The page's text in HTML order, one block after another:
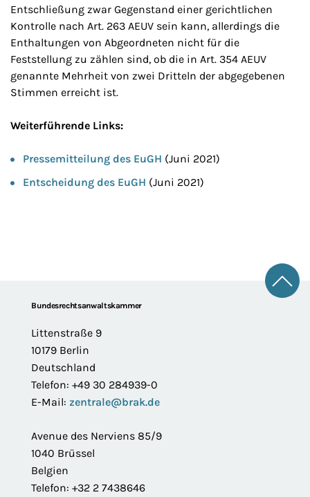
Entschließung zwar Gegenstand einer gerichtlichen
Kontrolle nach Art. 263 AEUV sein kann, allerdings die
Enthaltungen von Abgeordneten nicht für die
Feststellung zu zählen sind, ob die in Art. 354 AEUV
genannte Mehrheit von zwei Dritteln der abgegebenen
Stimmen erreicht ist.
Weiterführende Links:
Pressemitteilung des EuGH (Juni 2021)
Entscheidung des EuGH (Juni 2021)
FooterBundesrechtsanwaltskammer
Littenstraße 9
10179 Berlin
Deutschland
Telefon: +49 30 284939-0
E-Mail: zentrale@brak.de
Avenue des Nerviens 85/9
1040 Brüssel
Belgien
Telefon: +32 2 7438646